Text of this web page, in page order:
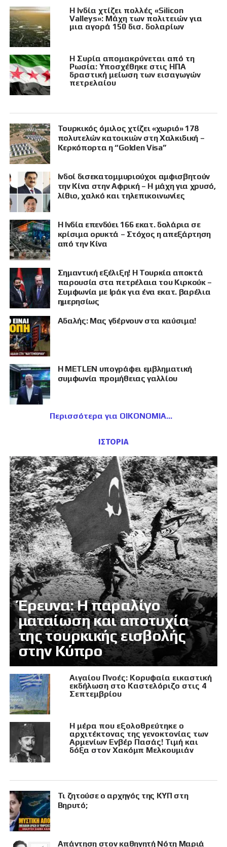
Η Ινδία χτίζει πολλές «Silicon
Valleys»: Μάχη των πολιτειών για
μια αγορά 150 δισ. δολαρίων
Η Συρία απομακρύνεται από τη
Ρωσία: Υποσχέθηκε στις ΗΠΑ
δραστική μείωση των εισαγωγών
πετρελαίου
Τουρκικός όμιλος χτίζει «χωριό» 178
πολυτελών κατοικιών στη Χαλκιδική –
Κερκόπορτα η “Golden Visa”
Ινδοί δισεκατομμυριούχοι αμφισβητούν
την Κίνα στην Αφρική – Η μάχη για χρυσό,
λίθιο, χαλκό και τηλεπικοινωνίες
Η Ινδία επενδύει 166 εκατ. δολάρια σε
κρίσιμα ορυκτά – Στόχος η απεξάρτηση
από την Κίνα
Σημαντική εξέλιξη! Η Τουρκία αποκτά
παρουσία στα πετρέλαια του Κιρκούκ –
Συμφωνία με Ιράκ για ένα εκατ. βαρέλια
ημερησίως
Αδαλής: Μας γδέρνουν στα καύσιμα!
Η METLEN υπογράφει εμβληματική
συμφωνία προμήθειας γαλλίου
Περισσότερα για ΟΙΚΟΝΟΜΙΑ
ΙΣΤΟΡΙΑ
Έρευνα: Η παραλίγο
ματαίωση και αποτυχία
της τουρκικής εισβολής
στην Κύπρο
Αιγαίου Πνοές: Κορυφαία εικαστική
εκδήλωση στο Καστελόριζο στις 4
Σεπτεμβρίου
Η μέρα που εξολοθρεύτηκε ο
αρχιτέκτονας της γενοκτονίας των
Αρμενίων Ενβέρ Πασάς! Τιμή και
δόξα στον Χακόμπ Μελκουμιάν
Τι ζητούσε ο αρχηγός της ΚΥΠ στη
Βηρυτό;
Απάντηση στον καθηγητή Νότη Μαριά